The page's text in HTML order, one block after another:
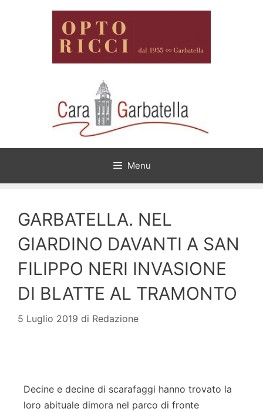
Menu
GARBATELLA. NEL
GIARDINO DAVANTI A SAN
FILIPPO NERI INVASIONE
DI BLATTE AL TRAMONTO
5 Luglio 2019 di Redazione
Decine e decine di scarafaggi hanno trovato la
loro abituale dimora nel parco di fronte